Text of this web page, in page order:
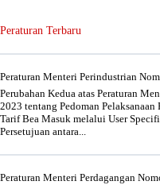
Peraturan Terbaru
Peraturan Menteri Perindustrian
Perubahan Kedua atas Peraturan
2023 tentang Pedoman
Tarif Bea Masuk melalui User
Persetujuan antara...
Peraturan Menteri Perdagangan